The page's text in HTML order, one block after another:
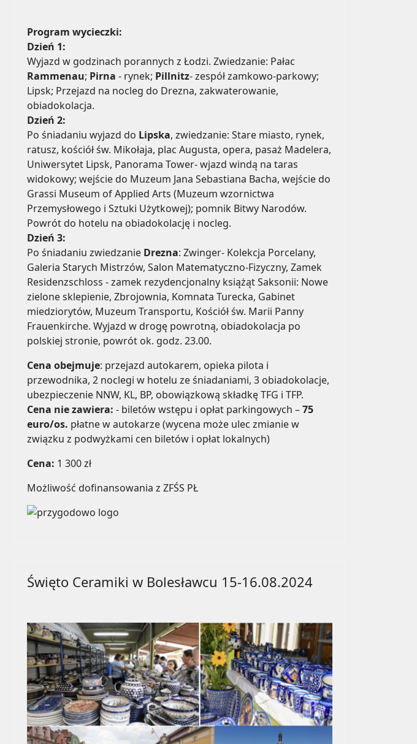
Program wycieczki:
Dzień 1:
Wyjazd w godzinach porannych z Łodzi. Zwiedzanie: Pałac
Rammenau; Pirna - rynek; Pillnitz- zespół zamkowo-parkowy;
Lipsk; Przejazd na nocleg do Drezna, zakwaterowanie,
obiadokolacja.
Dzień 2:
Po śniadaniu wyjazd do Lipska, zwiedzanie: Stare miasto, rynek,
ratusz, kościół św. Mikołaja, plac Augusta, opera, pasaż Madelera,
Uniwersytet Lipsk, Panorama Tower- wjazd windą na taras
widokowy; wejście do Muzeum Jana Sebastiana Bacha, wejście do
Grassi Museum of Applied Arts (Muzeum wzornictwa
Przemysłowego i Sztuki Użytkowej); pomnik Bitwy Narodów.
Powrót do hotelu na obiadokolację i nocleg.
Dzień 3:
Po śniadaniu zwiedzanie Drezna: Zwinger- Kolekcja Porcelany,
Galeria Starych Mistrzów, Salon Matematyczno-Fizyczny, Zamek
Residenzschloss - zamek rezydencjonalny książąt Saksonii: Nowe
zielone sklepienie, Zbrojownia, Komnata Turecka, Gabinet
miedziorytów, Muzeum Transportu, Kościół św. Marii Panny
Frauenkirche. Wyjazd w drogę powrotną, obiadokolacja po
polskiej stronie, powrót ok. godz. 23.00.
Cena obejmuje: przejazd autokarem, opieka pilota i
przewodnika, 2 noclegi w hotelu ze śniadaniami, 3 obiadokolacje,
ubezpieczenie NNW, KL, BP, obowiązkową składkę TFG i TFP.
Cena nie zawiera: - biletów wstępu i opłat parkingowych –75
euro/os. płatne w autokarze (wycena może ulec zmianie w
związku z podwyżkami cen biletów i opłat lokalnych)
Cena: 1 300 zł
Możliwość dofinansowania z ZFŚS PŁ
Święto Ceramiki w Bolesławcu 15-16.08.2024